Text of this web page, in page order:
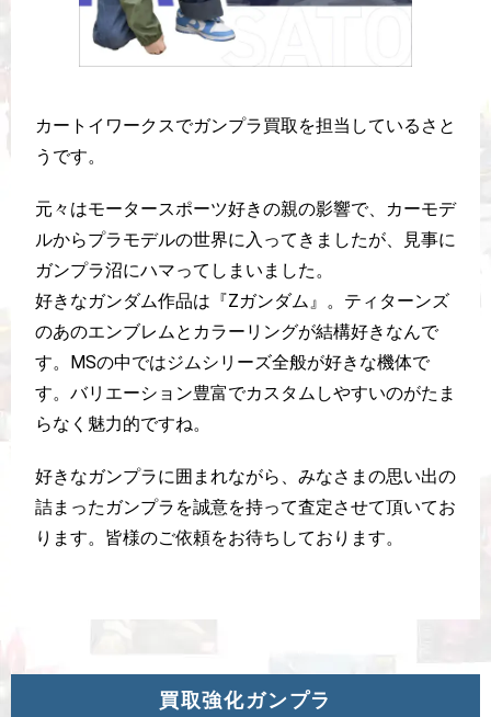
カートイワークスでガンプラ買取を担当しているさと
うです。
元々はモータースポーツ好きの親の影響で、カーモデ
ルからプラモデルの世界に入ってきましたが、見事に
ガンプラ沼にハマってしまいました。
好きなガンダム作品は『Zガンダム』。ティターンズ
のあのエンブレムとカラーリングが結構好きなんで
す。MSの中ではジムシリーズ全般が好きな機体で
す。バリエーション豊富でカスタムしやすいのがたま
らなく魅力的ですね。
好きなガンプラに囲まれながら、みなさまの思い出の
詰まったガンプラを誠意を持って査定させて頂いてお
ります。皆様のご依頼をお待ちしております。
買取強化ガンプラ